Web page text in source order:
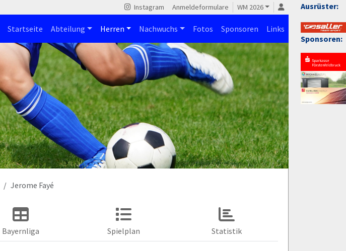
Ausrüster:
Sponsoren:
Instagram Anmeldeformulare WM 2026
Startseite Abteilung Herren Nachwuchs Fotos Sponsoren Links
Jerome Fayé
Bayernliga Spielplan Statistik